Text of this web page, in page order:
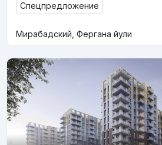
Спецпредложение
Мирабадский, Фергана йули